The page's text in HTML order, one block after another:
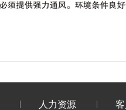
人力资源